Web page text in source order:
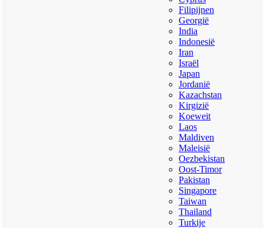
Filipijnen
Georgië
India
Indonesië
Iran
Israël
Japan
Jordanië
Kazachstan
Kirgizië
Koeweit
Laos
Maldiven
Maleisië
Oezbekistan
Oost-Timor
Pakistan
Singapore
Taiwan
Thailand
Turkije